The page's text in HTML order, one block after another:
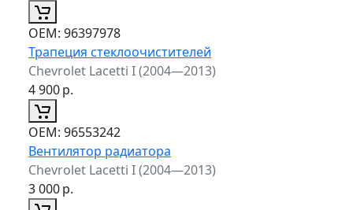
ОЕМ: 96397978
Трапеция стеклоочистителей
Chevrolet Lacetti I (2004—2013)
4 900р.
ОЕМ: 96553242
Вентилятор радиатора
Chevrolet Lacetti I (2004—2013)
3 000р.